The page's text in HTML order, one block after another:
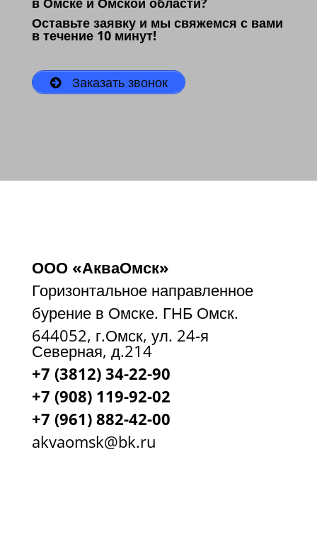
Оставьте заявку и мы свяжемся с вами
в течение 10 минут!
Заказать звонок
ООО «АкваОмск»
Горизонтальное направленное
бурение в Омске. ГНБ Омск.
644052, г.Омск, ул. 24-я
Северная, д.214
+7 (3812) 34-22-90
+7 (908) 119-92-02
+7 (961) 882-42-00
akvaomsk@bk.ru